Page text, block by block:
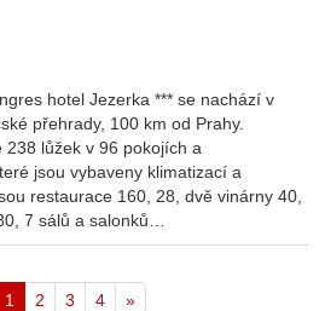
hotel Jezerka *** se nachází v
přehrady, 100 km od Prahy.
lůžek v 96 pokojích a
jsou vybaveny klimatizací a
restaurace 160, 28, dvě vinárny 40,
7 sálů a salonků…
1 2 3 4 »